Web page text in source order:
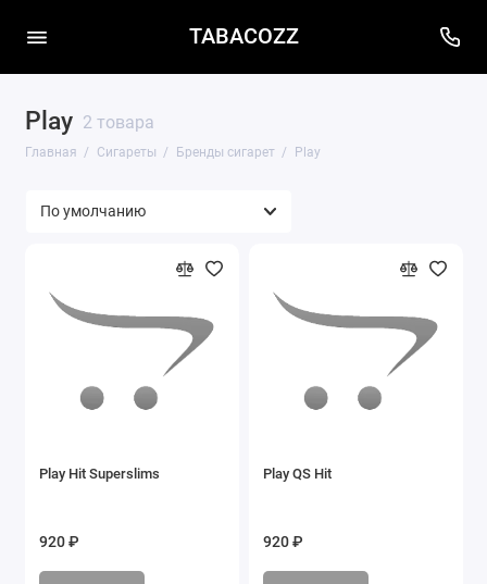
TABACOZZ
Play 2 товара
Главная Сигареты Бренды сигарет Play
Play Hit Superslims
920 ₽
Play QS Hit
920 ₽